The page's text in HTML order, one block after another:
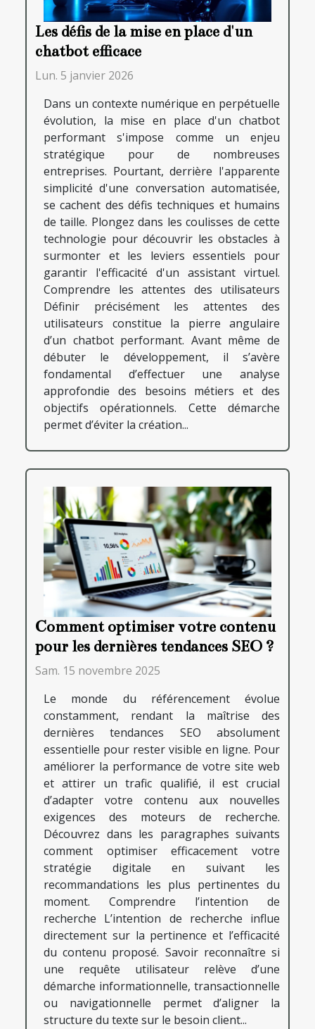
Les défis de la mise en place d'un
chatbot efficace
Lun. 5 janvier 2026
Dans un contexte numérique en perpétuelle
évolution, la mise en place d'un chatbot
performant s'impose comme un enjeu
stratégique pour de nombreuses
entreprises. Pourtant, derrière l'apparente
simplicité d'une conversation automatisée,
se cachent des défis techniques et humains
de taille. Plongez dans les coulisses de cette
technologie pour découvrir les obstacles à
surmonter et les leviers essentiels pour
garantir l'efficacité d'un assistant virtuel.
Comprendre les attentes des utilisateurs
Définir précisément les attentes des
utilisateurs constitue la pierre angulaire
d’un chatbot performant. Avant même de
débuter le développement, il s’avère
fondamental d’effectuer une analyse
approfondie des besoins métiers et des
objectifs opérationnels. Cette démarche
permet d’éviter la création...
Comment optimiser votre contenu
pour les dernières tendances SEO ?
Sam. 15 novembre 2025
Le monde du référencement évolue
constamment, rendant la maîtrise des
dernières tendances SEO absolument
essentielle pour rester visible en ligne. Pour
améliorer la performance de votre site web
et attirer un trafic qualifié, il est crucial
d’adapter votre contenu aux nouvelles
exigences des moteurs de recherche.
Découvrez dans les paragraphes suivants
comment optimiser efficacement votre
stratégie digitale en suivant les
recommandations les plus pertinentes du
moment. Comprendre l’intention de
recherche L’intention de recherche influe
directement sur la pertinence et l’efficacité
du contenu proposé. Savoir reconnaître si
une requête utilisateur relève d’une
démarche informationnelle, transactionnelle
ou navigationnelle permet d’aligner la
structure du texte sur le besoin client...